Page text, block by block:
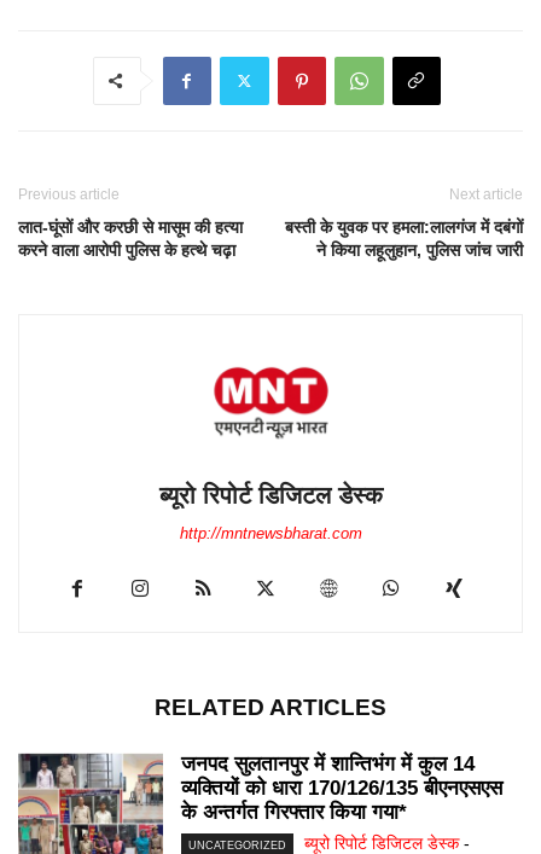
Previous article
लात-घूंसों और करछी से मासूम की हत्या
करने वाला आरोपी पुलिस के हत्थे चढ़ा
Next article
बस्ती के युवक पर हमला:लालगंज में दबंगों
ने किया लहूलुहान, पुलिस जांच जारी
ब्यूरो रिपोर्ट डिजिटल डेस्क
http://mntnewsbharat.com
RELATED ARTICLES
जनपद सुलतानपुर में शान्तिभंग में कुल 14
व्यक्तियों को धारा 170/126/135 बीएनएसएस
के अन्तर्गत गिरफ्तार किया गया*
UNCATEGORIZED ब्यूरो रिपोर्ट डिजिटल डेस्क -